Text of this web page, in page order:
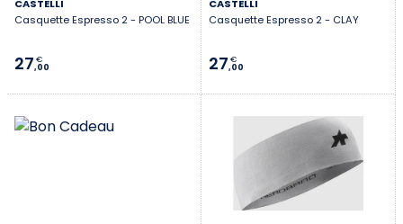
CASTELLI
Casquette Espresso 2 - POOL BLUE
27,00
€
CASTELLI
Casquette Espresso 2 - CLAY
27,00
€